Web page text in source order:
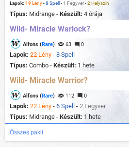
Lapok: 19 Lény-8 Spell - 1 Fegyver-2 Helyszín
Típus: Midrange - Készült: 4 órája
Wild- Miracle Warlock?
Alfons (Rare) 63 0
Lapok: 22 Lény - 8 Spell
Típus: Combo - Készült: 1 hete
Wild- Miracle Warrior?
Alfons (Rare) 112 0
Lapok: 22 Lény - 6 Spell - 2 Fegyver
Típus: Midrange - Készült: 1 hete
Összes pakli